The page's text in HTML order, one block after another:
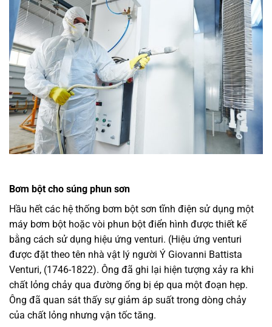
Bơm bột cho súng phun sơn
Hầu hết các hệ thống bơm bột sơn tĩnh điện sử dụng một
máy bơm bột hoặc vòi phun bột điển hình được thiết kế
bằng cách sử dụng hiệu ứng venturi. (Hiệu ứng venturi
được đặt theo tên nhà vật lý người Ý Giovanni Battista
Venturi, (1746-1822). Ông đã ghi lại hiện tượng xảy ra khi
chất lỏng chảy qua đường ống bị ép qua một đoạn hẹp.
Ông đã quan sát thấy sự giảm áp suất trong dòng chảy
của chất lỏng nhưng vận tốc tăng.